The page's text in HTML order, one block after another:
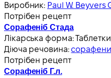
Виробник: Paul W. Beyvers
Потрібен рецепт
Сорафеніб Стада
Лікарська форма:
Діюча речовина:
Потрібен рецепт
Сорафеніб Г.л.